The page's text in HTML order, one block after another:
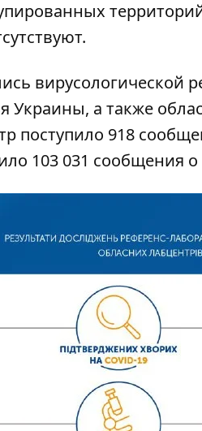
вирусологической
Украины, а также
поступило 918
103 031 сообщения